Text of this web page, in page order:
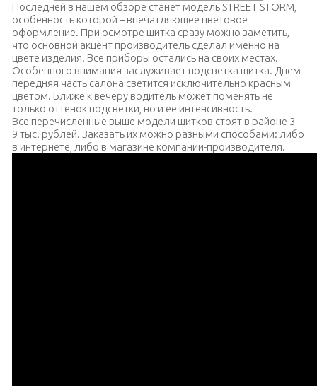
Последней в нашем обзоре станет модель STREET STORM
особенность которой – впечатляющее цветовое
оформление. При осмотре щитка сразу можно заметить,
что основной акцент производитель сделал именно на
цвете изделия. Все приборы остались на своих местах.
Особенного внимания заслуживает подсветка щитка. Днем
передняя часть салона светится исключительно красным
цветом. Ближе к вечеру водитель может поменять не
только оттенок подсветки, но и ее интенсивность.
Все перечисленные выше модели щитков стоят в районе 3–
9 тыс. рублей. Заказать их можно разными способами: либо
в интернете, либо в магазине компании-производителя.